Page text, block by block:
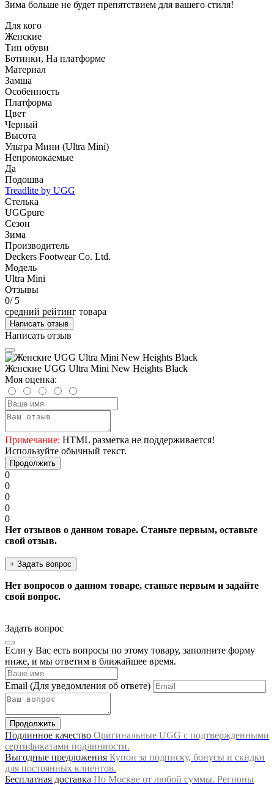
Зима больше не будет препятствием для вашего стиля!
Для кого
Женские
Тип обуви
Ботинки, На платформе
Материал
Замша
Особенность
Платформа
Цвет
Черный
Высота
Ультра Мини (Ultra Mini)
Непромокаемые
Да
Подошва
Treadlite by UGG
Стелька
UGGpure
Сезон
Зима
Производитель
Deckers Footwear Co. Ltd.
Модель
Ultra Mini
Отзывы
0/ 5
средний рейтинг товара
Написать отзыв
Написать отзыв
Женские UGG Ultra Mini New Heights Black
Моя оценка:
Примечание: HTML разметка не поддерживается!
Используйте обычный текст.
Продолжить
0
0
0
0
0
Нет отзывов о данном товаре. Станьте первым, оставьте
свой отзыв.
+ Задать вопрос
Нет вопросов о данном товаре, станьте первым и задайте
свой вопрос.
Задать вопрос
Если у Вас есть вопросы по этому товару, заполните форму
ниже, и мы ответим в ближайшее время.
Email (Для уведомления об ответе)
Продолжить
Подлинное качество Оригинальные UGG с подтвержденными
сертификатами подлинности.
Выгодные предложения Купон за подписку, бонусы и скидки
для постоянных клиентов.
Бесплатная доставка По Москве от любой суммы. Регионы